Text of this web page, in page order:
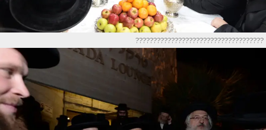
????????????????????????????????????